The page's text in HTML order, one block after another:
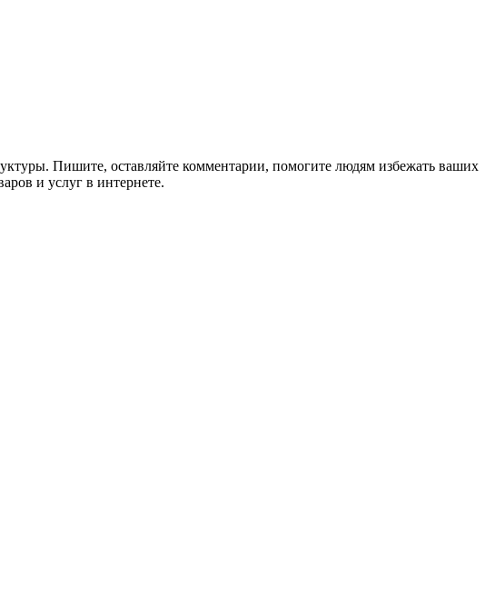
Пишите, оставляйте комментарии, помогите людям избежать ваших
и услуг в интернете.